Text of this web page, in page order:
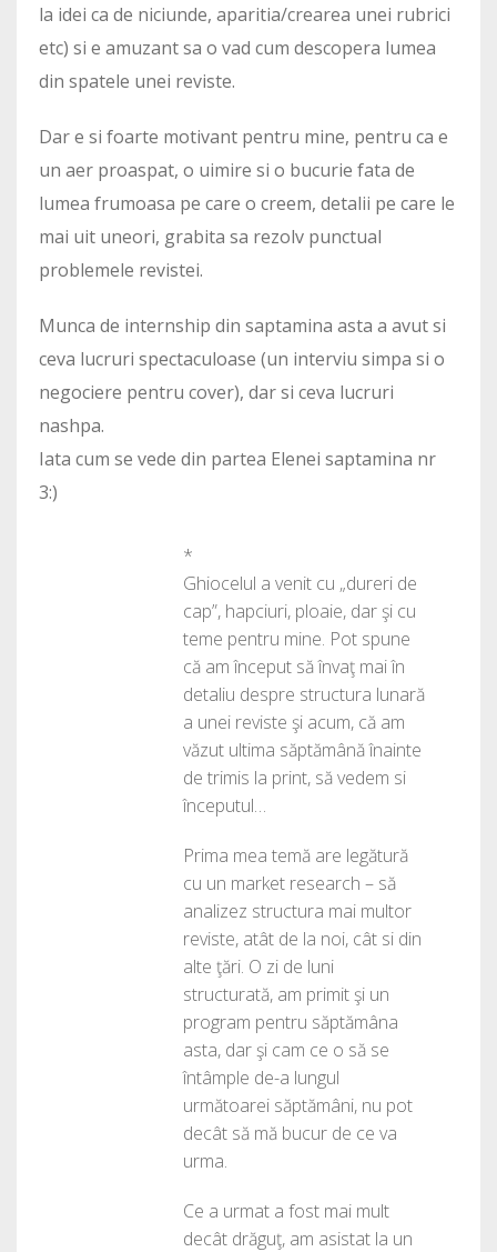
la idei ca de niciunde, aparitia/crearea unei rubrici
etc) si e amuzant sa o vad cum descopera lumea
din spatele unei reviste.
Dar e si foarte motivant pentru mine, pentru ca e
un aer proaspat, o uimire si o bucurie fata de
lumea frumoasa pe care o creem, detalii pe care le
mai uit uneori, grabita sa rezolv punctual
problemele revistei.
Munca de internship din saptamina asta a avut si
ceva lucruri spectaculoase (un interviu simpa si o
negociere pentru cover), dar si ceva lucruri
nashpa.
Iata cum se vede din partea Elenei saptamina nr
3:)
*
Ghiocelul a venit cu „dureri de
cap”, hapciuri, ploaie, dar şi cu
teme pentru mine. Pot spune
că am început să învaţ mai în
detaliu despre structura lunară
a unei reviste şi acum, că am
văzut ultima săptămână înainte
de trimis la print, să vedem si
începutul…
Prima mea temă are legătură
cu un market research – să
analizez structura mai multor
reviste, atât de la noi, cât si din
alte ţări. O zi de luni
structurată, am primit şi un
program pentru săptămâna
asta, dar şi cam ce o să se
întâmple de-a lungul
următoarei săptămâni, nu pot
decât să mă bucur de ce va
urma.
Ce a urmat a fost mai mult
decât drăguţ, am asistat la un